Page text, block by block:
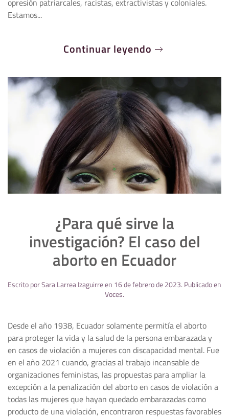
opresión patriarcales, racistas, extractivistas y coloniales.
Estamos...
Continuar leyendo
¿Para qué sirve la
investigación? El caso del
aborto en Ecuador
Escrito porSara Larrea Izaguirreen 16 de febrero de 2023. Publicado en
Voces.
Desde el año 1938, Ecuador solamente permitía el aborto
para proteger la vida y la salud de la persona embarazada y
en casos de violación a mujeres con discapacidad mental. Fue
en el año 2021 cuando, gracias al trabajo incansable de
organizaciones feministas, las propuestas para ampliar la
excepción a la penalización del aborto en casos de violación a
todas las mujeres que hayan quedado embarazadas como
producto de una violación, encontraron respuestas favorables